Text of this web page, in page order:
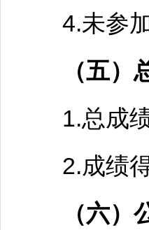
4.未参加
（五）
1.总成绩
2.成绩得
（六）